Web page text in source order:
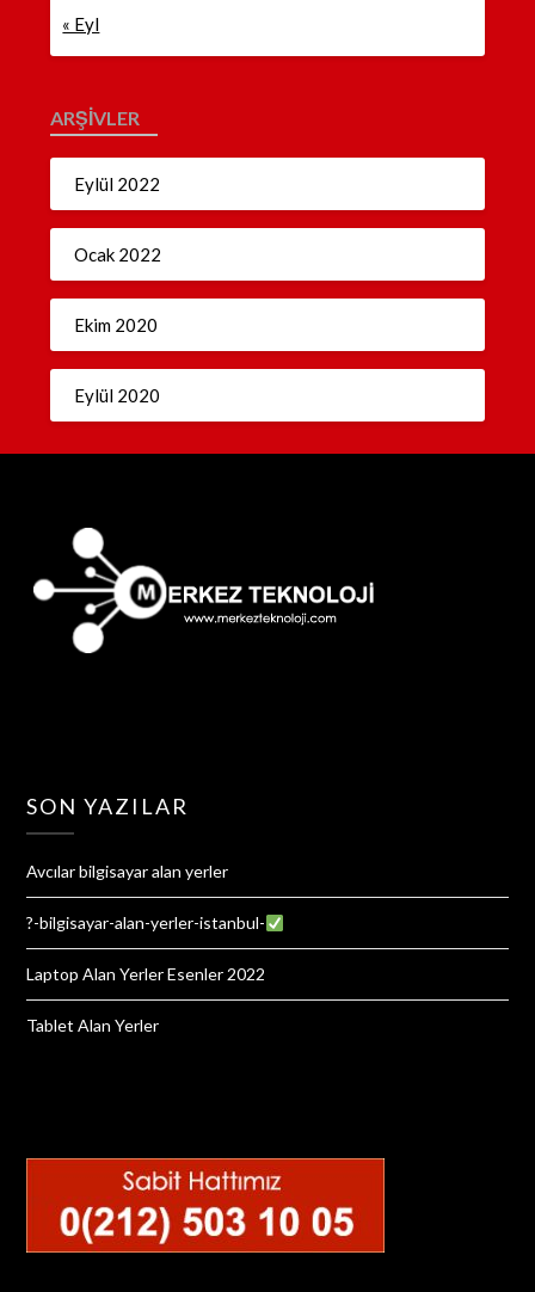
« Eyl
ARŞIVLER
Eylül 2022
Ocak 2022
Ekim 2020
Eylül 2020
SON YAZILAR
Avcılar bilgisayar alan yerler
?-bilgisayar-alan-yerler-istanbul-
Laptop Alan Yerler Esenler 2022
Tablet Alan Yerler